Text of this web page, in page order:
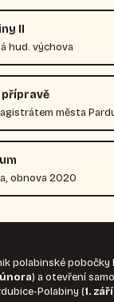
II
hud. výchova
přípravě
města
obnova 2020
polabinské pobočky
) a otevření
Polabiny (1. září